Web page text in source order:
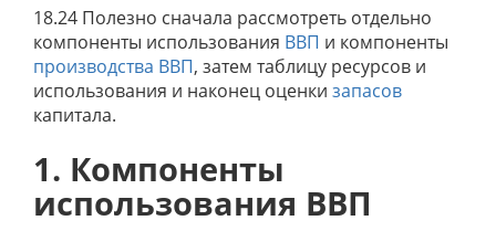
18.24 Полезно сначала рассмотреть отдельно
компоненты использования ВВП и компоненты
производства ВВП, затем таблицу ресурсов и
использования и наконец оценки запасов
капитала.
1. Компоненты
использования ВВП